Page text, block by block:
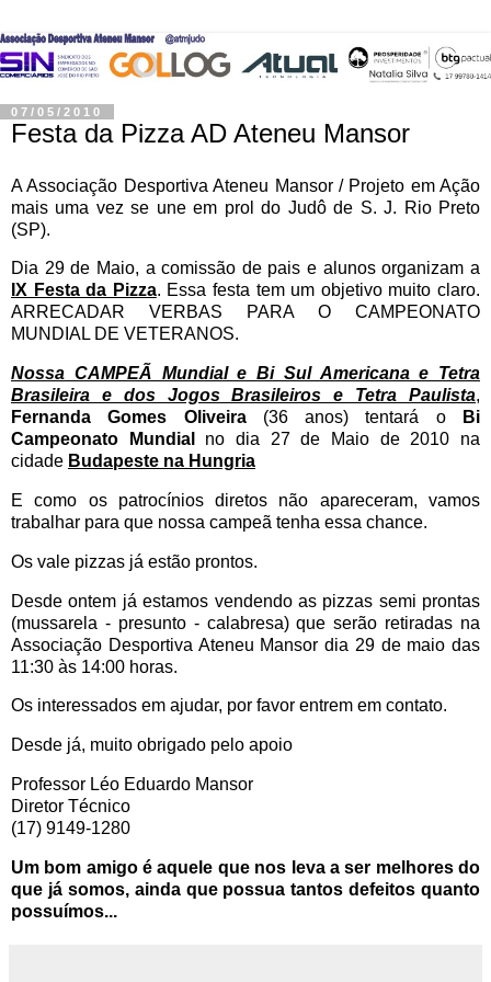
07/05/2010
Festa da Pizza AD Ateneu Mansor
A Associação Desportiva Ateneu Mansor / Projeto em Ação
mais uma vez se une em prol do Judô de S. J. Rio Preto
(SP).
Dia 29 de Maio, a comissão de pais e alunos organizam a
IX Festa da Pizza. Essa festa tem um objetivo muito claro.
ARRECADAR VERBAS PARA O CAMPEONATO
MUNDIAL DE VETERANOS.
Nossa CAMPEÃ Mundial e Bi Sul Americana e Tetra
Brasileira e dos Jogos Brasileiros e Tetra Paulista,
Fernanda Gomes Oliveira(36 anos) tentará o
Bi
Campeonato Mundial no dia 27 de Maio de 2010 na
cidade Budapeste na Hungria
E como os patrocínios diretos não apareceram, vamos
trabalhar para que nossa campeã tenha essa chance.
Os vale pizzas já estão prontos.
Desde ontem já estamos vendendo as pizzas semi prontas
(mussarela - presunto - calabresa) que serão retiradas na
Associação Desportiva Ateneu Mansor dia 29 de maio das
11:30 às 14:00 horas.
Os interessados em ajudar, por favor entrem em contato.
Desde já, muito obrigado pelo apoio
Professor Léo Eduardo Mansor
Diretor Técnico
(17) 9149-1280
Um bom amigo é aquele que nos leva a ser melhores do
que já somos, ainda que possua tantos defeitos quanto
possuímos...